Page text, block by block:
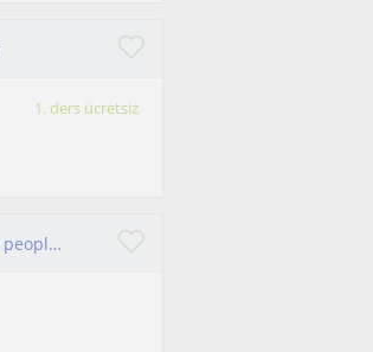
1. ders ücretsiz
I am a South African woman who is passionate about meeting new people.